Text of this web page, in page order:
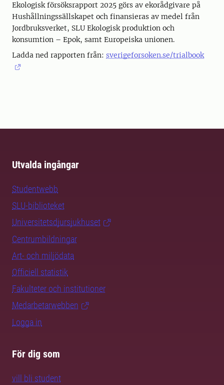
Ekologisk försöksrapport 2025 görs av ekorådgivare på
Hushållningssällskapet och finansieras av medel från
Jordbruksverket, SLU Ekologisk produktion och
konsumtion – Epok, samt Europeiska unionen.
Ladda ned rapporten från: sverigeforsoken.se/trialbook
Utvalda ingångar
Studentwebb
SLU-biblioteket
Universitetsdjursjukhuset
Centrumbildningar
Art- och miljödata
Officiell statistik
Fakulteter och institutioner
Medarbetarwebben
Logga in
För dig som
vill bli student